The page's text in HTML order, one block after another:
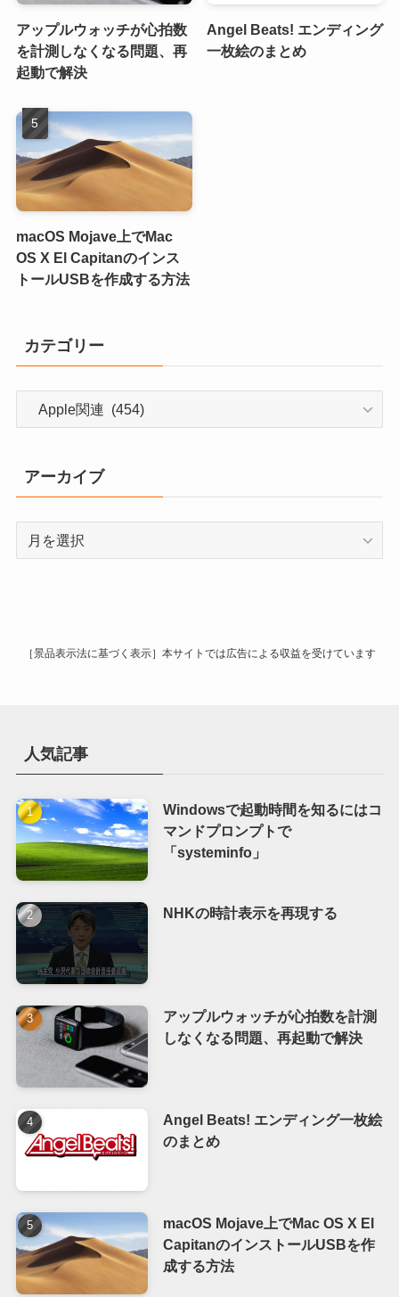
アップルウォッチが心拍数
を計測しなくなる問題、再
起動で解決
Angel Beats! エンディング
一枚絵のまとめ
macOS Mojave上でMac
OS X El Capitanのインス
トールUSBを作成する方法
カテゴリー
リ
ー
アーカイブ
［景品表示法に基づく表示］本サイトでは広告による収益を受けています
人気記事
Windowsで起動時間を知るにはコ
マンドプロンプトで
「systeminfo」
NHKの時計表示を再現する
アップルウォッチが心拍数を計測
しなくなる問題、再起動で解決
Angel Beats! エンディング一枚絵
のまとめ
macOS Mojave上でMac OS X El
CapitanのインストールUSBを作
成する方法